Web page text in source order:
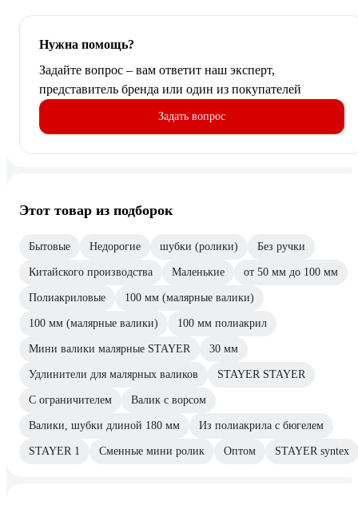
Нужна помощь?
Задайте вопрос – вам ответит наш эксперт,
представитель бренда или один из покупателей
Задать вопрос
Этот товар из подборок
Бытовые Недорогие шубки (ролики) Без ручки
Китайского производства Маленькие от 50 мм до 100 мм
Полиакриловые 100 мм (малярные валики)
100 мм (малярные валики) 100 мм полиакрил
Мини валики малярные STAYER 30 мм
Удлинители для малярных валиков STAYER STAYER
С ограничителем Валик с ворсом
Валики, шубки длиной 180 мм Из полиакрила с бюгелем
STAYER 1 Сменные мини ролик Оптом STAYER syntex